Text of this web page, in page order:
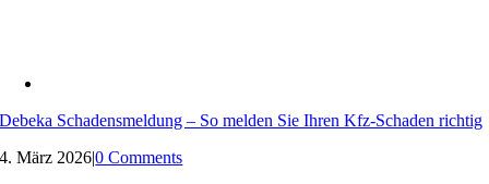
Debeka Schadensmeldung – So melden Sie Ihren Kfz-Schaden richtig
4. März 2026|0 Comments